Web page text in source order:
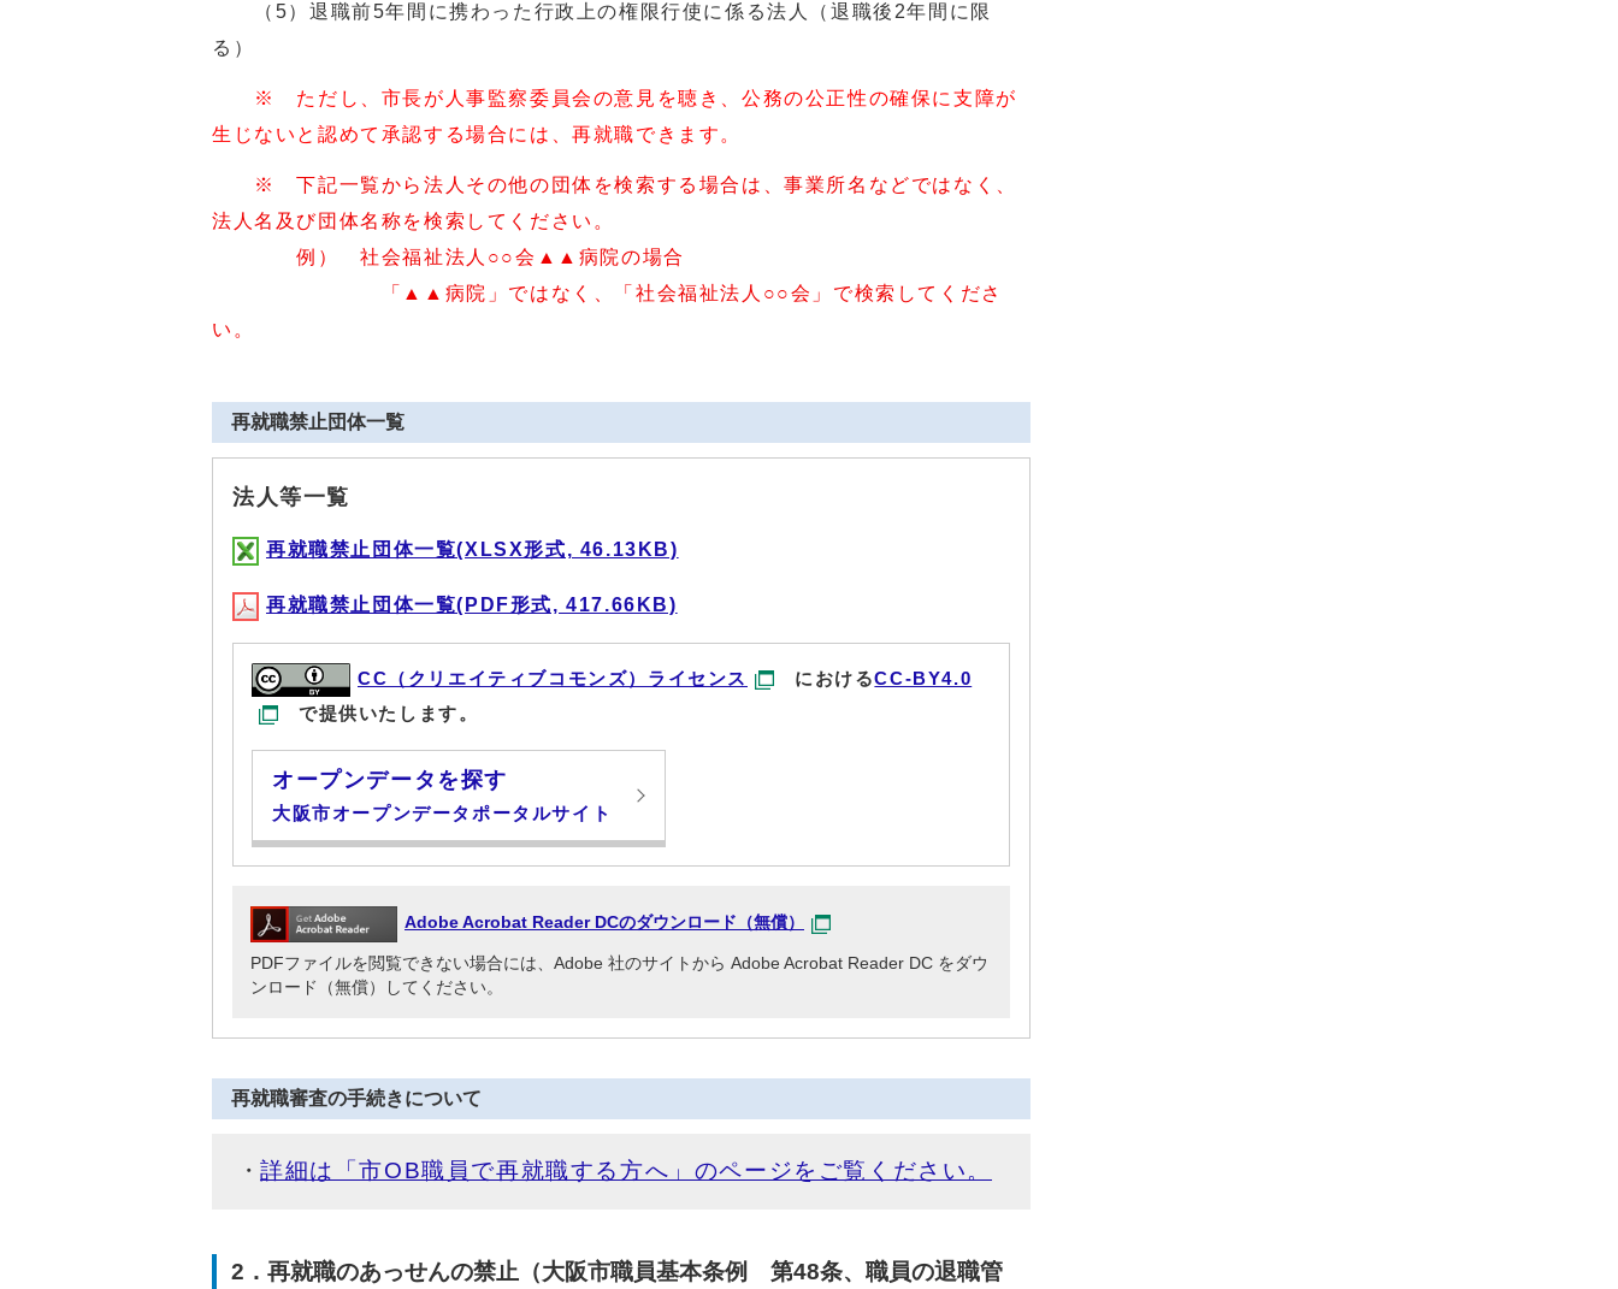
（5）退職前5年間に携わった行政上の権限行使に係る法人（退職後2年間に限
る）
※ ただし、市長が人事監察委員会の意見を聴き、公務の公正性の確保に支障が
生じないと認めて承認する場合には、再就職できます。
※ 下記一覧から法人その他の団体を検索する場合は、事業所名などではなく、
法人名及び団体名称を検索してください。
例） 社会福祉法人○○会▲▲病院の場合
「▲▲病院」ではなく、「社会福祉法人○○会」で検索してくださ
い。
再就職禁止団体一覧
法人等一覧
再就職禁止団体一覧(XLSX形式, 46.13KB)
再就職禁止団体一覧(PDF形式, 417.66KB)
CC（クリエイティブコモンズ）ライセンス におけるCC-BY4.0
で提供いたします。
オープンデータを探す
大阪市オープンデータポータルサイト
Adobe Acrobat Reader DCのダウンロード（無償）
PDFファイルを閲覧できない場合には、Adobe 社のサイトから Adobe Acrobat Reader DC をダウ
ンロード（無償）してください。
再就職審査の手続きについて
詳細は「市OB職員で再就職する方へ」のページをご覧ください。
2．再就職のあっせんの禁止（大阪市職員基本条例 第48条、職員の退職管